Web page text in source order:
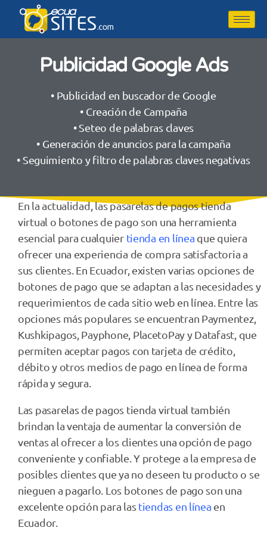
Publicidad Google Ads
• Publicidad en buscador de Google
• Creación de Campaña
• Seteo de palabras claves
• Generación de anuncios para la campaña
• Seguimiento y filtro de palabras claves negativas
En la actualidad, las pasarelas de pagos tienda
virtual o botones de pago son una herramienta
esencial para cualquier tienda en línea que quiera
ofrecer una experiencia de compra satisfactoria a
sus clientes. En Ecuador, existen varias opciones de
botones de pago que se adaptan a las necesidades y
requerimientos de cada sitio web en línea. Entre las
opciones más populares se encuentran Paymentez,
Kushkipagos, Payphone, PlacetoPay y Datafast, que
permiten aceptar pagos con tarjeta de crédito,
débito y otros medios de pago en línea de forma
rápida y segura.
Las pasarelas de pagos tienda virtual también
brindan la ventaja de aumentar la conversión de
ventas al ofrecer a los clientes una opción de pago
conveniente y confiable. Y protege a la empresa de
posibles clientes que ya no deseen tu producto o se
nieguen a pagarlo. Los botones de pago son una
excelente opción para lastiendas en línea en
Ecuador.